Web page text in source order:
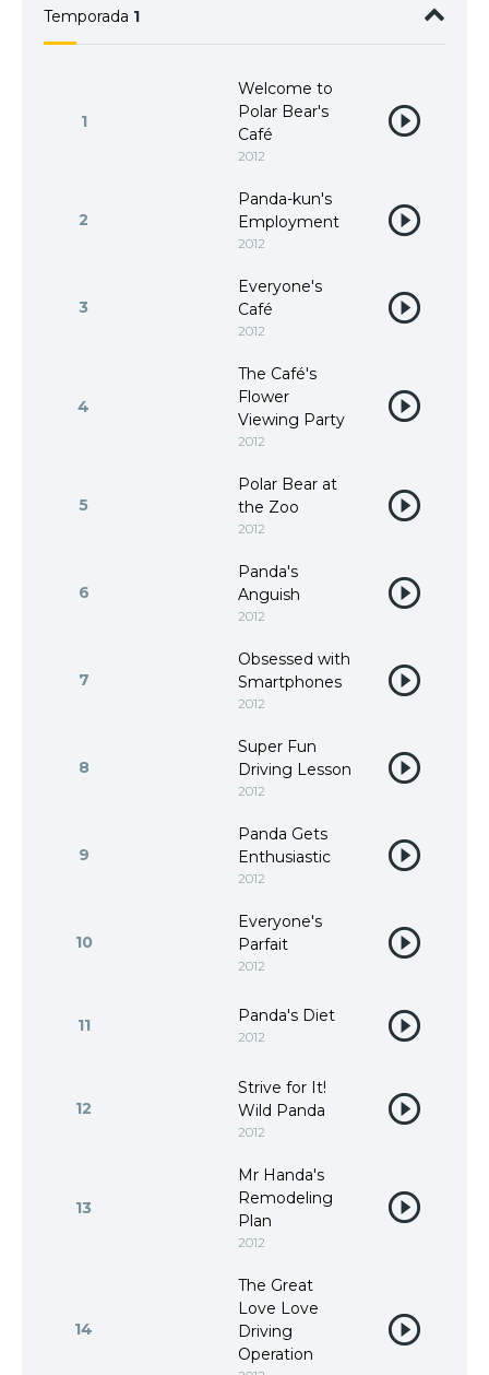
Temporada 1
1
Welcome to
Polar Bear's
Café
2012
2
Panda-kun's
Employment
2012
3
Everyone's
Café
2012
4
The Café's
Flower
Viewing Party
2012
5
Polar Bear at
the Zoo
2012
6
Panda's
Anguish
2012
7
Obsessed with
Smartphones
2012
8
Super Fun
Driving Lesson
2012
9
Panda Gets
Enthusiastic
2012
10
Everyone's
Parfait
2012
11 Panda's Diet
2012
12
Strive for It!
Wild Panda
2012
13
Mr Handa's
Remodeling
Plan
2012
14
The Great
Love Love
Driving
Operation